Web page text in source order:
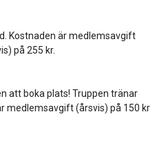
Kostnaden är medlemsavgift
på 255 kr.
att boka plats! Truppen tränar
medlemsavgift (årsvis) på 150 kr